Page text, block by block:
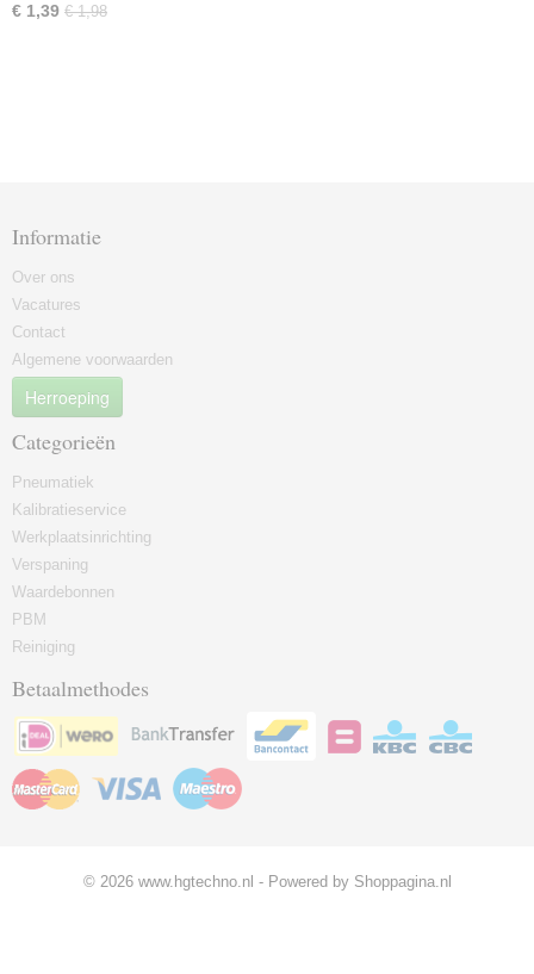
€ 1,39 € 1,98
Informatie
Over ons
Vacatures
Contact
Algemene voorwaarden
Herroeping
Categorieën
Pneumatiek
Kalibratieservice
Werkplaatsinrichting
Verspaning
Waardebonnen
PBM
Reiniging
Betaalmethodes
© 2026 www.hgtechno.nl - Powered by Shoppagina.nl